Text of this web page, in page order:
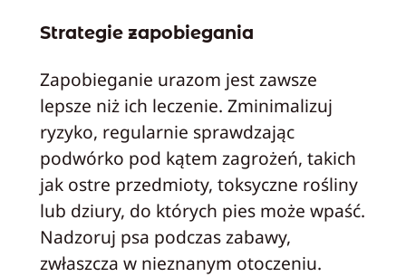
Strategie zapobiegania
Zapobieganie urazom jest zawsze
lepsze niż ich leczenie. Zminimalizuj
ryzyko, regularnie sprawdzając
podwórko pod kątem zagrożeń, takich
jak ostre przedmioty, toksyczne rośliny
lub dziury, do których pies może wpaść.
Nadzoruj psa podczas zabawy,
zwłaszcza w nieznanym otoczeniu.